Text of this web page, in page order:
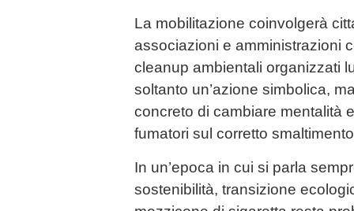
La mobilitazione coinvolgerà
associazioni e amministrazioni
cleanup ambientali organizzati
soltanto un’azione simbolica,
concreto di cambiare mentalità
fumatori sul corretto
In un’epoca in cui si parla
sostenibilità, transizione